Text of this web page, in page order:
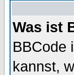
Was ist
BBCode
kannst,